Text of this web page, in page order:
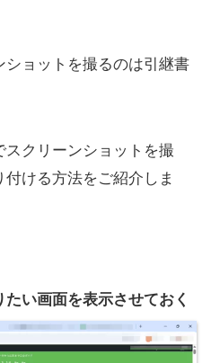
ショットを撮るのは引継書
クリーンショットを撮
ける方法をご紹介しま
い画面を表示させておく